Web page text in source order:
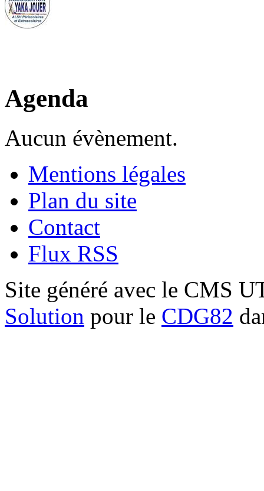
Agenda
Aucun évènement.
Mentions légales
Plan du site
Contact
Flux RSS
Site généré avec le CMS
Solution pour le CDG82